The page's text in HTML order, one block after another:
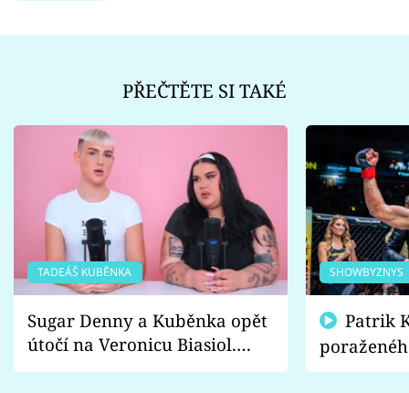
PŘEČTĚTE SI TAKÉ
TADEÁŠ KUBĚNKA
Sugar Denny a Kuběnka opět
útočí na Veronicu Biasiol.
Proč je podle nich falešná a
SHOWBYZNYS
fanoušci